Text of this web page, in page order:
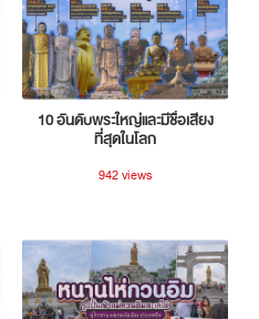
10 อันดับพระใหญ่และมีชื่อเสียง
ที่สุดในโลก
942 views